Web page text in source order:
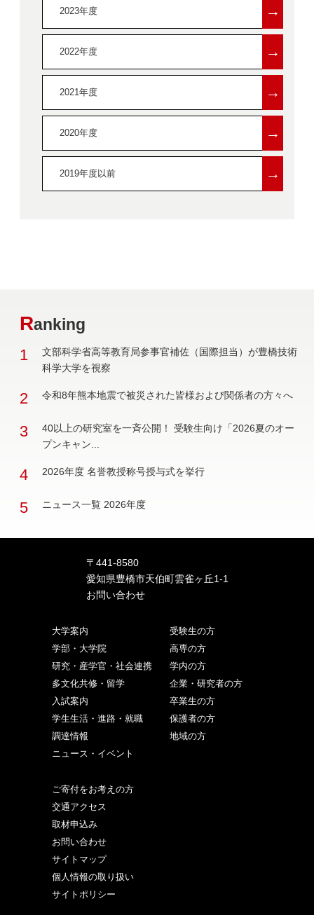
2023年度 →
2022年度 →
2021年度 →
2020年度 →
2019年度以前 →
Ranking
1
文部科学省高等教育局参事官補佐（国際担当）が豊橋技術
科学大学を視察
2 令和8年熊本地震で被災された皆様および関係者の方々へ
3
40以上の研究室を一斉公開！ 受験生向け「2026夏のオー
プンキャン...
4 2026年度 名誉教授称号授与式を挙行
5 ニュース一覧 2026年度
〒441-8580
愛知県豊橋市天伯町雲雀ヶ丘1-1
お問い合わせ
大学案内
学部・大学院
研究・産学官・社会連携
多文化共修・留学
入試案内
学生生活・進路・就職
調達情報
ニュース・イベント
受験生の方
高専の方
学内の方
企業・研究者の方
卒業生の方
保護者の方
地域の方
ご寄付をお考えの方
交通アクセス
取材申込み
お問い合わせ
サイトマップ
個人情報の取り扱い
サイトポリシー